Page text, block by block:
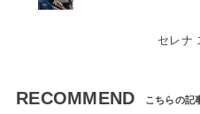
セレナ
RECOMMEND